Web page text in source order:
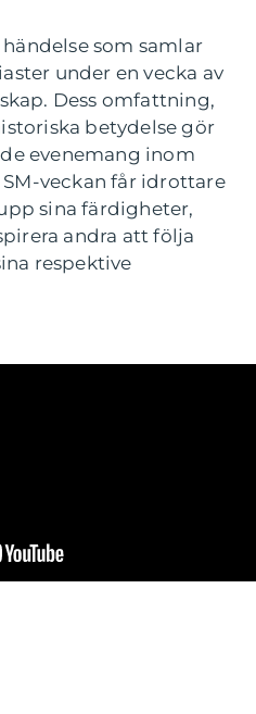
som samlar
under en vecka av
Dess omfattning,
betydelse gör
evenemang inom
veckan får idrottare
sina färdigheter,
andra att följa
respektive